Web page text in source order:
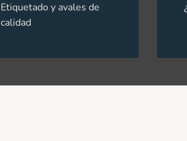
Etiquetado y avales de
calidad